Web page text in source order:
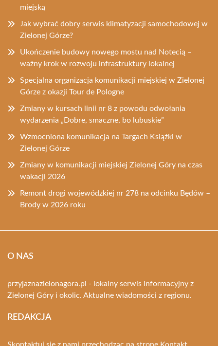
miejską
Jak wybrać dobry serwis klimatyzacji samochodowej w
Zielonej Górze?
Ukończenie budowy nowego mostu nad Notecią –
ważny krok w rozwoju infrastruktury lokalnej
Specjalna organizacja komunikacji miejskiej w Zielonej
Górze z okazji Tour de Pologne
Zmiany w kursach linii nr 8 z powodu odwołania
wydarzenia „Dobre, smaczne, bo lubuskie”
Wzmocniona komunikacja na Targach Książki w
Zielonej Górze
Zmiany w komunikacji miejskiej Zielonej Góry na czas
wakacji 2026
Remont drogi wojewódzkiej nr 278 na odcinku Będów –
Brody w 2026 roku
O NAS
przyjaznazielonagora.pl - lokalny serwis informacyjny z
Zielonej Góry i okolic. Aktualne wiadomości z regionu.
REDAKCJA
Skontaktuj się z nami przechodząc na stronę Kontakt